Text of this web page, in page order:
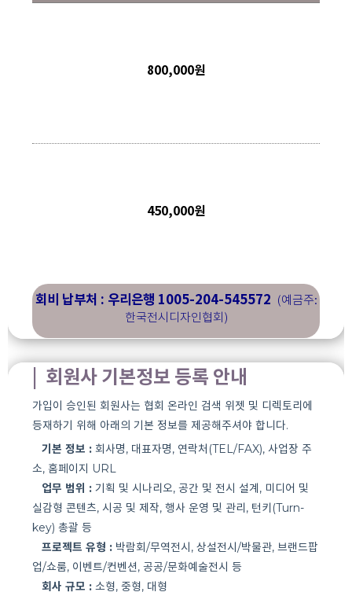
800,000원
450,000원
회비 납부처 : 우리은행 1005-204-545572 (예금주:
한국전시디자인협회)
| 회원사 기본정보 등록 안내
가입이 승인된 회원사는 협회 온라인 검색 위젯 및 디렉토리에
등재하기 위해 아래의 기본 정보를 제공해주셔야 합니다.
기본 정보 : 회사명, 대표자명, 연락처(TEL/FAX), 사업장 주
소, 홈페이지 URL
업무 범위 : 기획 및 시나리오, 공간 및 전시 설계, 미디어 및
실감형 콘텐츠, 시공 및 제작, 행사 운영 및 관리, 턴키(Turn-
key) 총괄 등
프로젝트 유형 : 박람회/무역전시, 상설전시/박물관, 브랜드팝
업/쇼룸, 이벤트/컨벤션, 공공/문화예술전시 등
회사 규모 : 소형, 중형, 대형